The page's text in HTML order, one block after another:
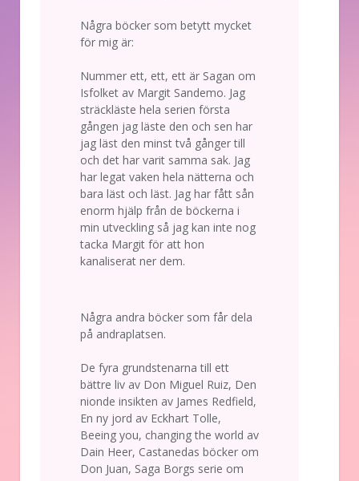
Några böcker som betytt mycket
för mig är:
Nummer ett, ett, ett är Sagan om
Isfolket av Margit Sandemo. Jag
sträckläste hela serien första
gången jag läste den och sen har
jag läst den minst två gånger till
och det har varit samma sak. Jag
har legat vaken hela nätterna och
bara läst och läst. Jag har fått sån
enorm hjälp från de böckerna i
min utveckling så jag kan inte nog
tacka Margit för att hon
kanaliserat ner dem.
Några andra böcker som får dela
på andraplatsen.
De fyra grundstenarna till ett
bättre liv av Don Miguel Ruiz, Den
nionde insikten av James Redfield,
En ny jord av Eckhart Tolle,
Beeing you, changing the world av
Dain Heer, Castanedas böcker om
Don Juan, Saga Borgs serie om